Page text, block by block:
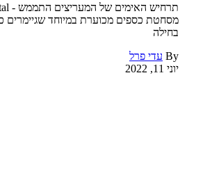
מסחטת כספים מכוערת במיוחד שגיימרים
בחילה
By עדי פרל
יוני 11, 2022